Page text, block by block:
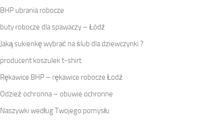
BHP ubrania robocze
buty robocze dla spawaczy – Łódź
Jaką sukienkę wybrać na ślub dla dziewczynki ?
producent koszulek t-shirt
Rękawice BHP – rękawice robocze Łodź
Odzież ochronna – obuwie ochronne
Naszywki według Twojego pomysłu